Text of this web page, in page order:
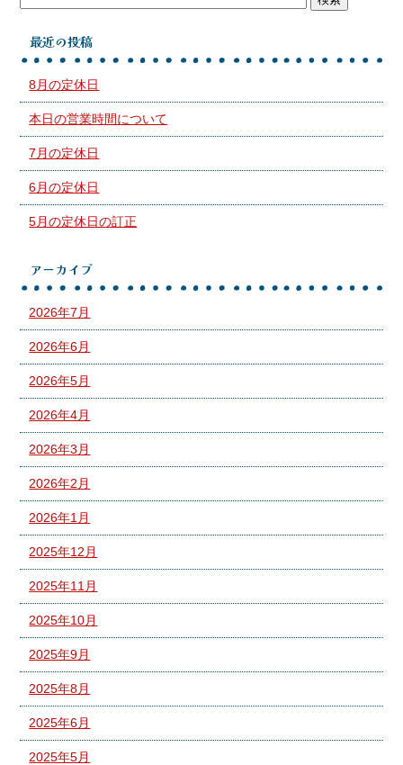
最近の投稿
8月の定休日
本日の営業時間について
7月の定休日
6月の定休日
5月の定休日の訂正
アーカイブ
2026年7月
2026年6月
2026年5月
2026年4月
2026年3月
2026年2月
2026年1月
2025年12月
2025年11月
2025年10月
2025年9月
2025年8月
2025年6月
2025年5月